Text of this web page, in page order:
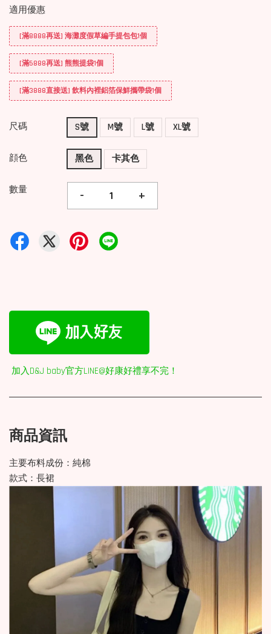
適用優惠
[滿8888再送] 海灘度假草編手提包包1個
[滿5888再送] 熊熊提袋1個
[滿3888直接送] 飲料內裡鋁箔保鮮攜帶袋1個
尺碼 S號 M號 L號 XL號
顔色 黑色 卡其色
數量 - +
加入D&J baby官方LINE@好康好禮享不完！
商品資訊
主要布料成份：純棉
款式：長裙